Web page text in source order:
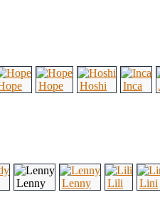
Hope Hoshi Inca
Lenny Lenny Lili Lini